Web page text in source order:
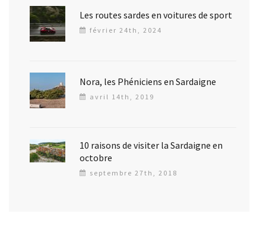
Les routes sardes en voitures de sport
février 24th, 2024
Nora, les Phéniciens en Sardaigne
avril 14th, 2019
10 raisons de visiter la Sardaigne en
octobre
septembre 27th, 2018